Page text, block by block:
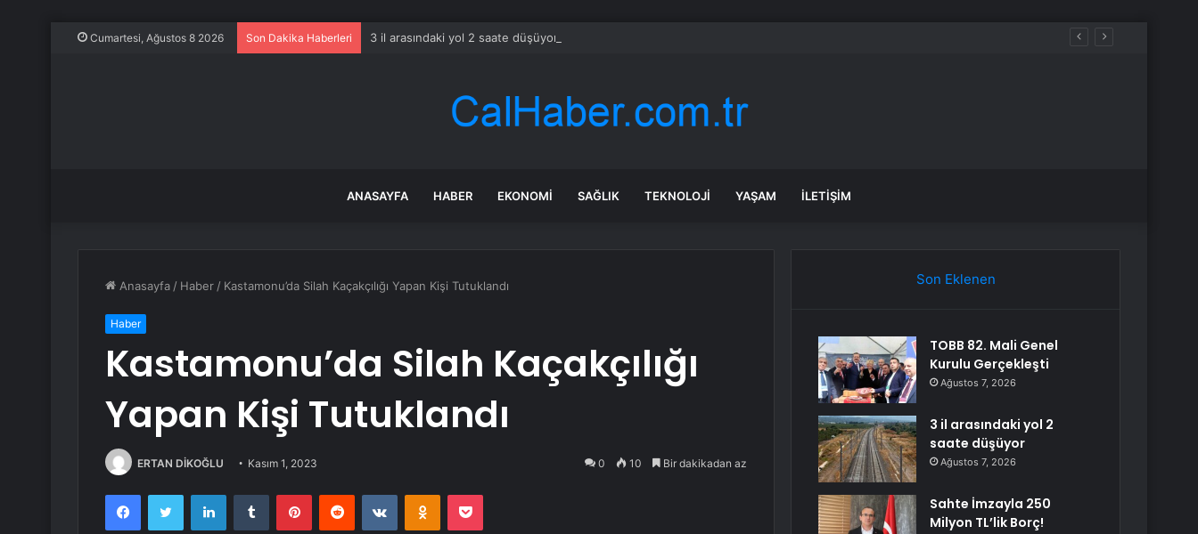
Cumartesi, Ağustos 8 2026 Son Dakika Haberleri 3 il arasındaki yol 2 saate düşüyor
ANASAYFA HABER EKONOMI SAĞLIK TEKNOLOJI YAŞAM İLETIŞIM
Anasayfa / Haber / Kastamonu’da Silah Kaçakçılığı Yapan Kişi Tutuklandı
Haber
Kastamonu’da Silah Kaçakçılığı
Yapan Kişi Tutuklandı
ERTAN DİKOĞLU Kasım 1, 2023 0 10 Bir dakikadan az
FacebookTwitter LinkedInTumblr PinterestReddit VKontakteOdnoklassniki
Pocket
Son Eklenen
TOBB 82. Mali Genel
Kurulu Gerçekleşti
Ağustos 7, 2026
3 il arasındaki yol 2
saate düşüyor
Ağustos 7, 2026
Sahte İmzayla 250
Milyon TL’lik Borç!